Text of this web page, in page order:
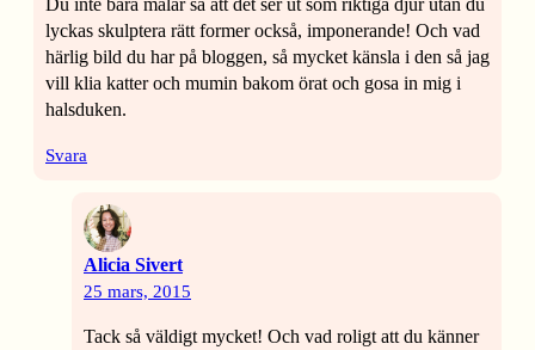
lyckas skulptera rätt former också, imponerande! Och vad
härlig bild du har på bloggen, så mycket känsla i den så jag
vill klia katter och mumin bakom örat och gosa in mig i
halsduken.
Svara
Alicia Sivert
25 mars, 2015
Tack så väldigt mycket! Och vad roligt att du känner